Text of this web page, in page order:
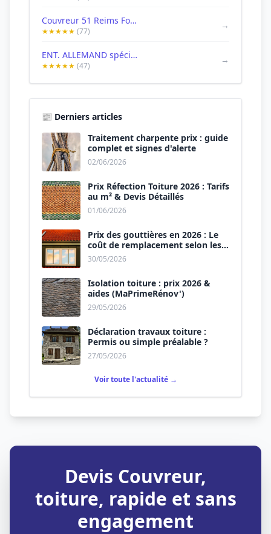
Couvreur 51 Reims Foisotte couverture charpente zinguerie
★★★★★ (77)
→
ENT. ALLEMAND spécialiste dans le nettoyage et la création de la toiture
★★★★★ (47)
→
📰 Derniers articles
Traitement charpente prix : guide
complet et signes d'alerte
02/06/2026
Prix Réfection Toiture 2026 : Tarifs
au m² & Devis Détaillés
01/06/2026
Prix des gouttières en 2026 : Le
coût de remplacement selon les
matériaux
30/05/2026
Isolation toiture : prix 2026 &
aides (MaPrimeRénov')
29/05/2026
Déclaration travaux toiture :
Permis ou simple préalable ?
27/05/2026
Voir toute l'actualité →
Devis Couvreur,
toiture, rapide et sans
engagement